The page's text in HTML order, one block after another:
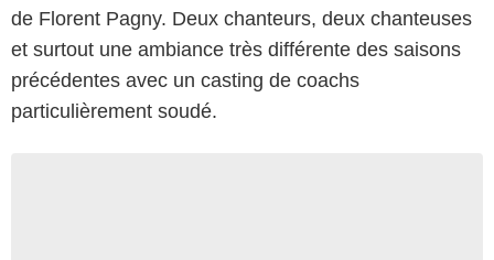
de Florent Pagny. Deux chanteurs, deux chanteuses
et surtout une ambiance très différente des saisons
précédentes avec un casting de coachs
particulièrement soudé.